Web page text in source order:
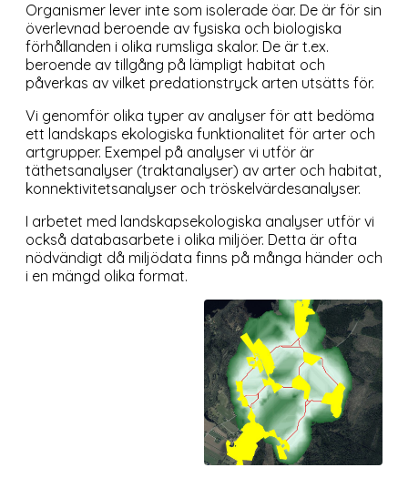
Organismer lever inte som isolerade öar. De är för sin
överlevnad beroende av fysiska och biologiska
förhållanden i olika rumsliga skalor. De är t.ex.
beroende av tillgång på lämpligt habitat och
påverkas av vilket predationstryck arten utsätts för.
Vi genomför olika typer av analyser för att bedöma
ett landskaps ekologiska funktionalitet för arter och
artgrupper. Exempel på analyser vi utför är
täthetsanalyser (traktanalyser) av arter och habitat,
konnektivitetsanalyser och tröskelvärdesanalyser.
I arbetet med landskapsekologiska analyser utför vi
också databasarbete i olika miljöer. Detta är ofta
nödvändigt då miljödata finns på många händer och
i en mängd olika format.